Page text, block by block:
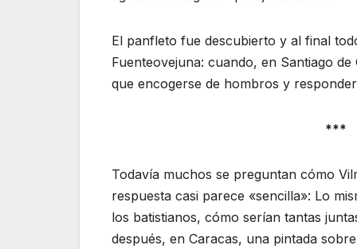
El panfleto fue descubierto y al final
Fuenteovejuna: cuando, en Santiago
que encogerse de hombros y
***
Todavía muchos se preguntan cómo
respuesta casi parece «sencilla»: Lo
los batistianos, cómo serían tantas
después, en Caracas, una pintada